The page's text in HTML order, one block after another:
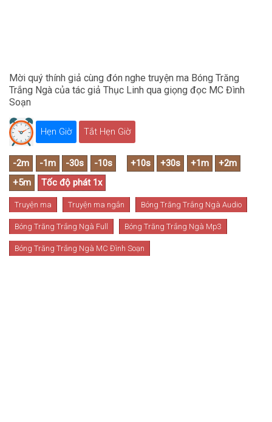
Mời quý thính giả cùng đón nghe truyện ma Bóng Trăng
Trắng Ngà của tác giả Thục Linh qua giọng đọc MC Đình
Soạn
Hẹn Giờ Tắt Hẹn Giờ
Truyện ma Truyện ma ngắn Bóng Trăng Trắng Ngà Audio
Bóng Trăng Trắng Ngà Full Bóng Trăng Trắng Ngà Mp3
Bóng Trăng Trắng Ngà MC Đình Soạn